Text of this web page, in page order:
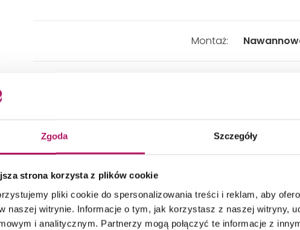
Zgoda Szczegóły
strona korzysta z plików cookie
pliki cookie do spersonalizowania treści i reklam, aby
naszej witrynie. Informacje o tym, jak korzystasz z naszej witryny,
i analitycznym. Partnerzy mogą połączyć te informacje z
Montaż:
Zasięg wylewki: 196 mm
Zestaw natryskowy: Tak